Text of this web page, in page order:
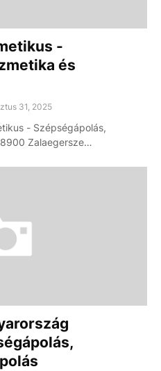
-
és
31, 2025
- Szépségápolás,
Zalaegersze…